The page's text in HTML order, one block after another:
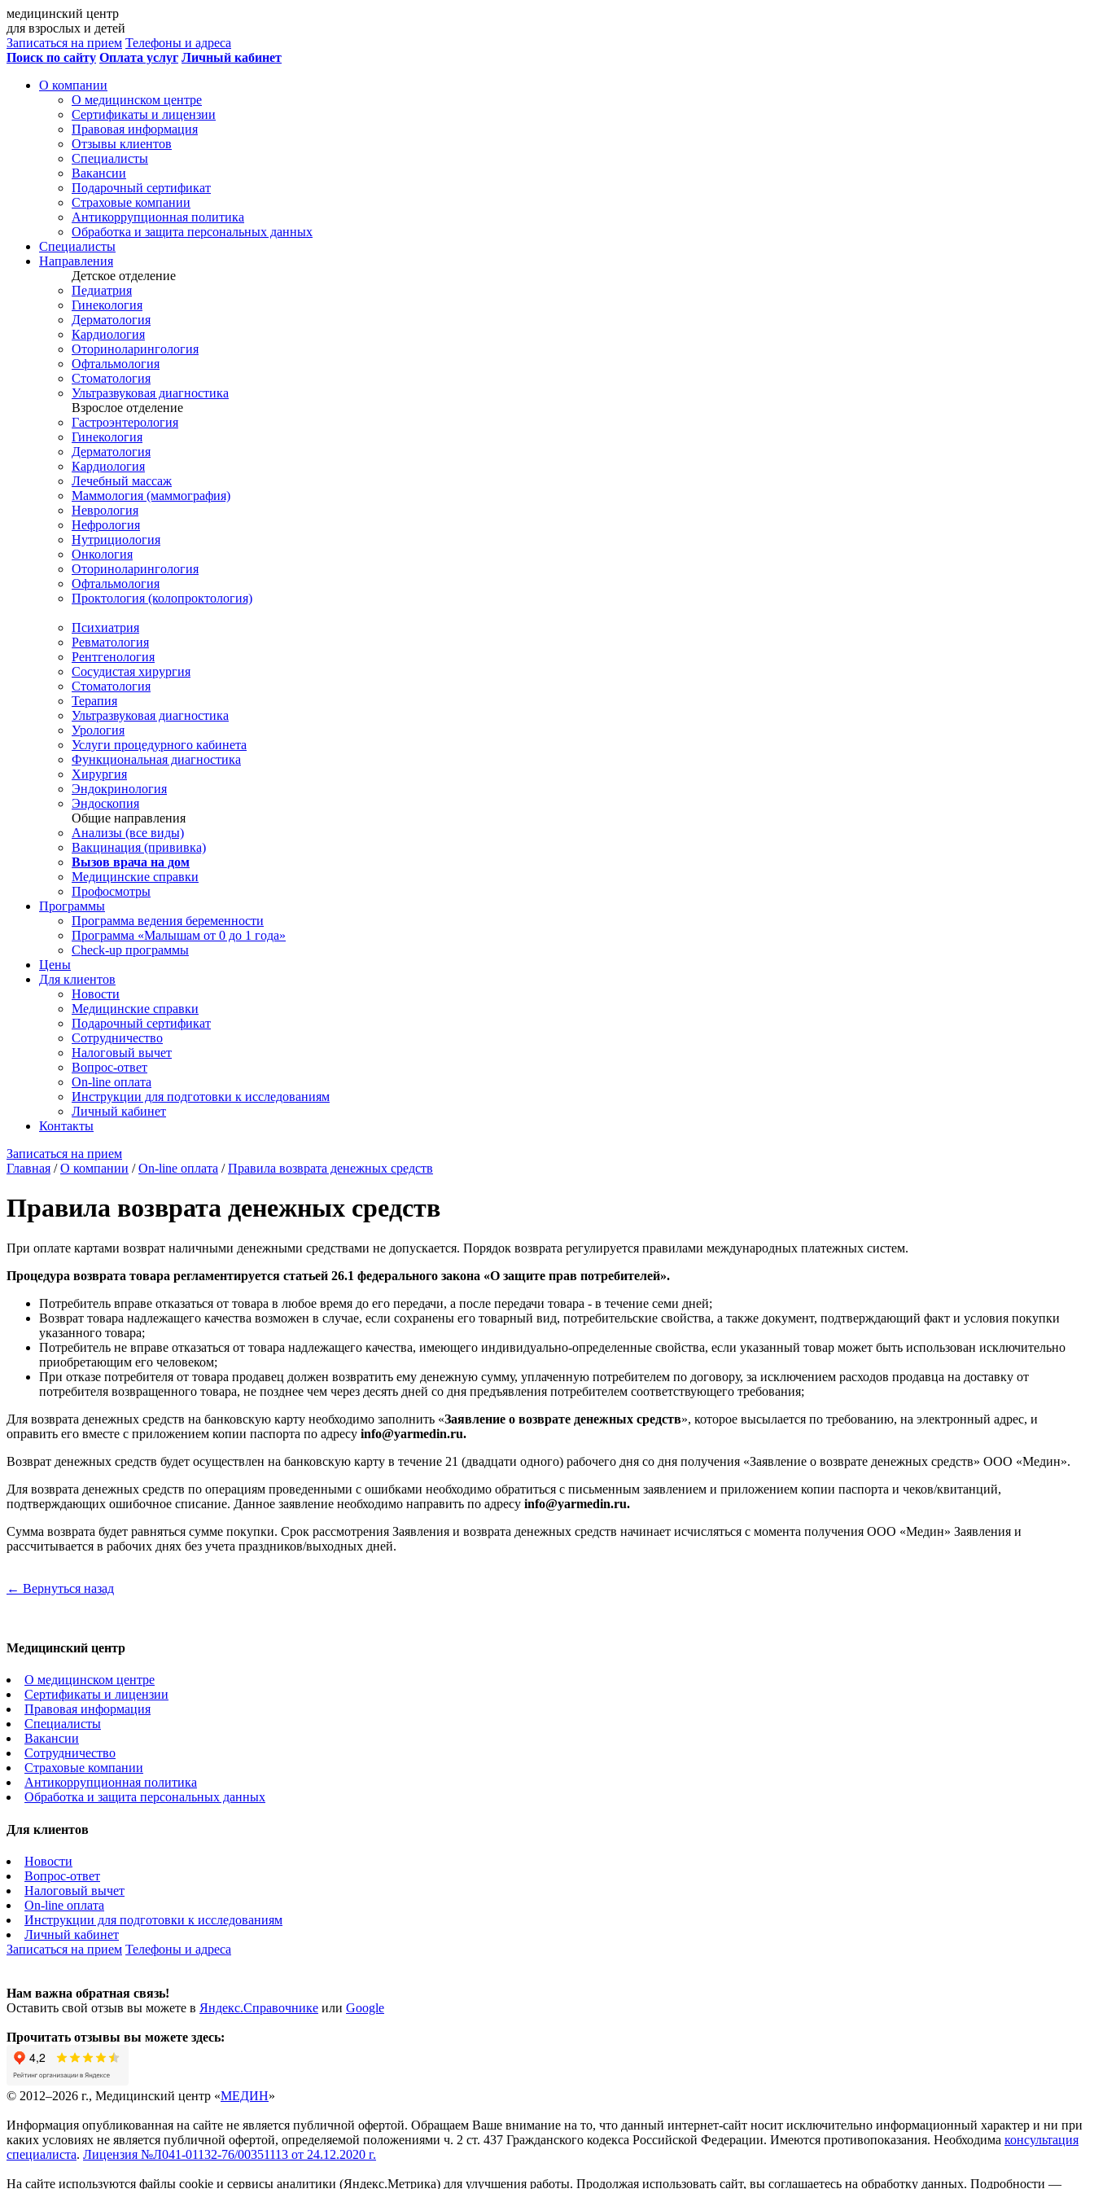
медицинский центр
для взрослых и детей
Записаться на прием Телефоны и адреса
Поиск по сайту Оплата услуг Личный кабинет
О компании
О медицинском центре
Сертификаты и лицензии
Правовая информация
Отзывы клиентов
Специалисты
Вакансии
Подарочный сертификат
Страховые компании
Антикоррупционная политика
Обработка и защита персональных данных
Специалисты
Направления
Детское отделение
Педиатрия
Гинекология
Дерматология
Кардиология
Оториноларингология
Офтальмология
Стоматология
Ультразвуковая диагностика
Взрослое отделение
Гастроэнтерология
Гинекология
Дерматология
Кардиология
Лечебный массаж
Маммология (маммография)
Неврология
Нефрология
Нутрициология
Онкология
Оториноларингология
Офтальмология
Проктология (колопроктология)
Психиатрия
Ревматология
Рентгенология
Сосудистая хирургия
Стоматология
Терапия
Ультразвуковая диагностика
Урология
Услуги процедурного кабинета
Функциональная диагностика
Хирургия
Эндокринология
Эндоскопия
Общие направления
Анализы (все виды)
Вакцинация (прививка)
Вызов врача на дом
Медицинские справки
Профосмотры
Программы
Программа ведения беременности
Программа «Малышам от 0 до 1 года»
Check-up программы
Цены
Для клиентов
Новости
Медицинские справки
Подарочный сертификат
Сотрудничество
Налоговый вычет
Вопрос-ответ
On-line оплата
Инструкции для подготовки к исследованиям
Личный кабинет
Контакты
Записаться на прием
Главная /О компании /On-line оплата /Правила возврата денежных средств
Правила возврата денежных средств
При оплате картами возврат наличными денежными средствами не допускается. Порядок возврата регулируется правилами международных платежных систем.
Процедура возврата товара регламентируется статьей 26.1 федерального закона «О защите прав потребителей».
Потребитель вправе отказаться от товара в любое время до его передачи, а после передачи товара - в течение семи дней;
Возврат товара надлежащего качества возможен в случае, если сохранены его товарный вид, потребительские свойства, а также документ, подтверждающий факт и условия покупки
указанного товара;
Потребитель не вправе отказаться от товара надлежащего качества, имеющего индивидуально-определенные свойства, если указанный товар может быть использован исключительно
приобретающим его человеком;
При отказе потребителя от товара продавец должен возвратить ему денежную сумму, уплаченную потребителем по договору, за исключением расходов продавца на доставку от
потребителя возвращенного товара, не позднее чем через десять дней со дня предъявления потребителем соответствующего требования;
Для возврата денежных средств на банковскую карту необходимо заполнить «Заявление о возврате денежных средств», которое высылается по требованию, на электронный адрес, и
оправить его вместе с приложением копии паспорта по адресу info@yarmedin.ru.
Возврат денежных средств будет осуществлен на банковскую карту в течение 21 (двадцати одного) рабочего дня со дня получения «Заявление о возврате денежных средств» ООО «Медин».
Для возврата денежных средств по операциям проведенными с ошибками необходимо обратиться с письменным заявлением и приложением копии паспорта и чеков/квитанций,
подтверждающих ошибочное списание. Данное заявление необходимо направить по адресу info@yarmedin.ru.
Сумма возврата будет равняться сумме покупки. Срок рассмотрения Заявления и возврата денежных средств начинает исчисляться с момента получения ООО «Медин» Заявления и
рассчитывается в рабочих днях без учета праздников/выходных дней.
← Вернуться назад
Медицинский центр
О медицинском центре
Сертификаты и лицензии
Правовая информация
Специалисты
Вакансии
Сотрудничество
Страховые компании
Антикоррупционная политика
Обработка и защита персональных данных
Для клиентов
Новости
Вопрос-ответ
Налоговый вычет
On-line оплата
Инструкции для подготовки к исследованиям
Личный кабинет
Записаться на прием Телефоны и адреса
Нам важна обратная связь!
Оставить свой отзыв вы можете в Яндекс.Справочнике или Google
Прочитать отзывы вы можете здесь:
© 2012–2026 г., Медицинский центр «МЕДИН»
Информация опубликованная на сайте не является публичной офертой. Обращаем Ваше внимание на то, что данный интернет-сайт носит исключительно информационный характер и ни при
каких условиях не является публичной офертой, определяемой положениями ч. 2 ст. 437 Гражданского кодекса Российской Федерации. Имеются противопоказания. Необходима консультация
специалиста. Лицензия №Л041-01132-76/00351113 от 24.12.2020 г.
На сайте используются файлы cookie и сервисы аналитики (Яндекс.Метрика) для улучшения работы. Продолжая использовать сайт, вы соглашаетесь на обработку данных. Подробности —